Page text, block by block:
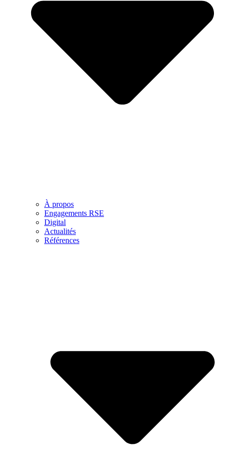
À propos
Engagements RSE
Digital
Actualités
Références